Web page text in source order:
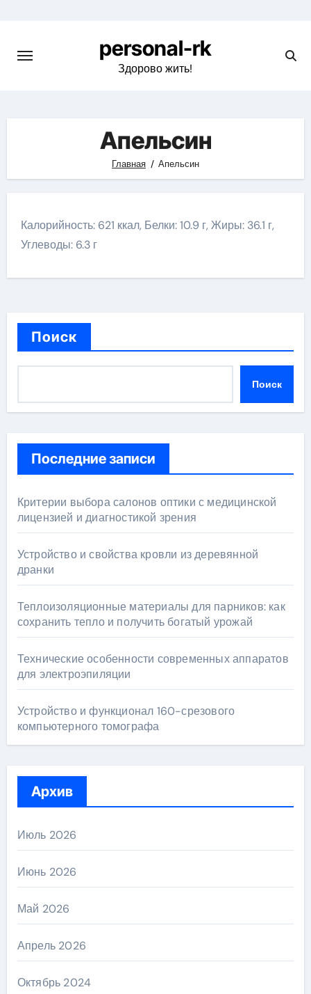
содержимому
personal-rk
Здорово жить!
Апельсин
Главная Апельсин
Калорийность: 621 ккал, Белки: 10.9 г, Жиры: 36.1 г,
Углеводы: 6.3 г
Поиск
Поиск
Последние записи
Критерии выбора салонов оптики с медицинской
лицензией и диагностикой зрения
Устройство и свойства кровли из деревянной
дранки
Теплоизоляционные материалы для парников: как
сохранить тепло и получить богатый урожай
Технические особенности современных аппаратов
для электроэпиляции
Устройство и функционал 160-срезового
компьютерного томографа
Архив
Июль 2026
Июнь 2026
Май 2026
Апрель 2026
Октябрь 2024